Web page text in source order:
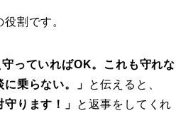
役割です。
守っていればOK。これも守れな
乗らない。」
と伝えると、
守ります！」
と返事をしてくれ